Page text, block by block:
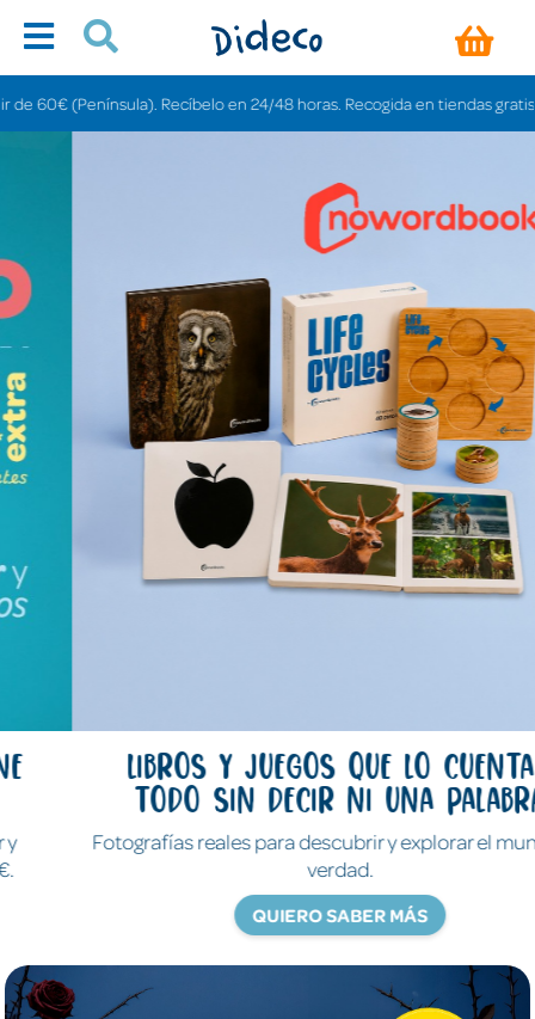
Recíbelo en 24/48 horas. Recogida en tiendas gratis en 3-6 días.
Libros y juegos que lo cuentan
todo sin decir ni una palabra
Fotografías reales para descubrir y explorar el mundo de
QUIERO SABER MÁS